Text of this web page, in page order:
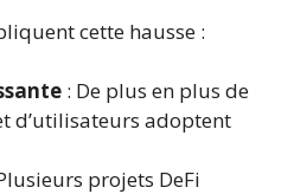
cette hausse :
: De plus en plus de
d’utilisateurs adoptent
projets DeFi